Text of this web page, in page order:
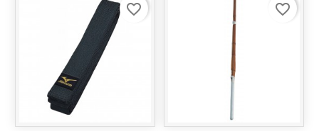
favorite_border favorite_border